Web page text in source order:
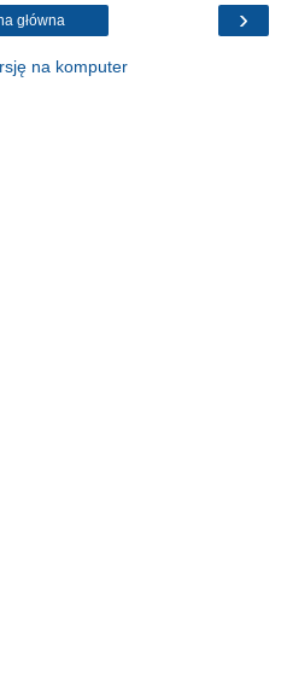
›
główna
na komputer